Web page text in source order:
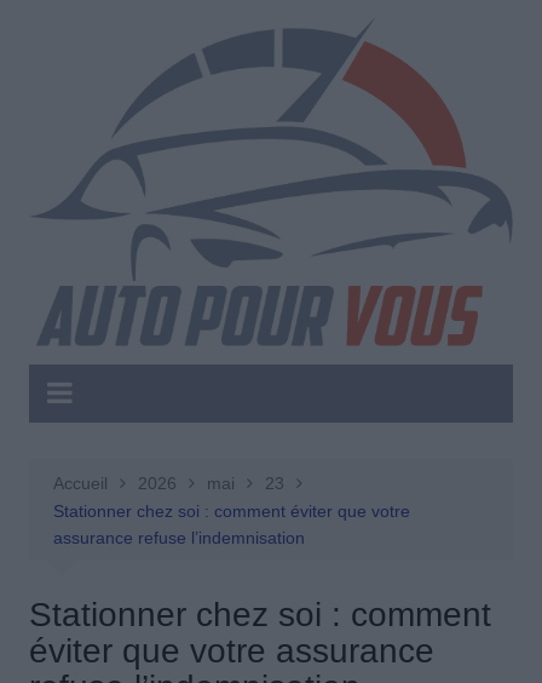
Accueil 2026 mai
23
Stationner chez soi : comment éviter que votre
assurance refuse l’indemnisation
Stationner chez soi : comment
éviter que votre assurance